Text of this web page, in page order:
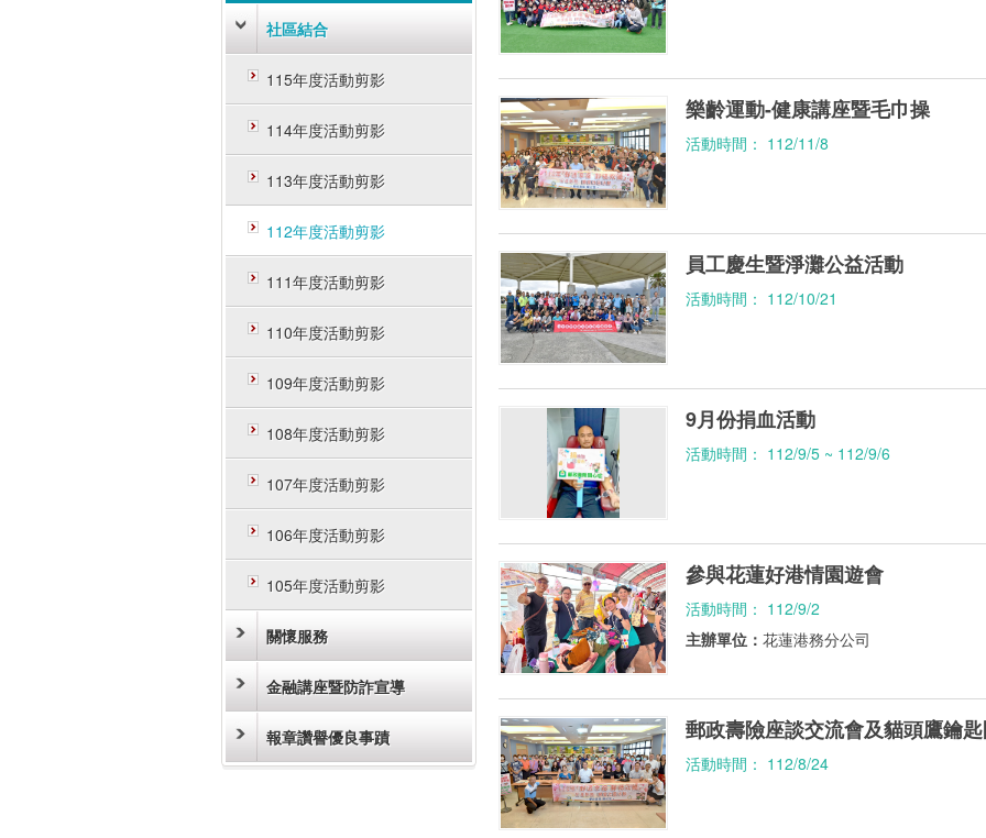
社區結合
115年度活動剪影
114年度活動剪影
113年度活動剪影
112年度活動剪影
111年度活動剪影
110年度活動剪影
109年度活動剪影
108年度活動剪影
107年度活動剪影
106年度活動剪影
105年度活動剪影
關懷服務
金融講座暨防詐宣導
報章讚譽優良事蹟
樂齡運動-健康講座暨毛巾操
活動時間： 112/11/8
員工慶生暨淨灘公益活動
活動時間： 112/10/21
9月份捐血活動
活動時間： 112/9/5 ~ 112/9/6
參與花蓮好港情園遊會
活動時間： 112/9/2
主辦單位： 花蓮港務分公司
郵政壽險座談交流會及貓頭鷹鑰
活動時間： 112/8/24